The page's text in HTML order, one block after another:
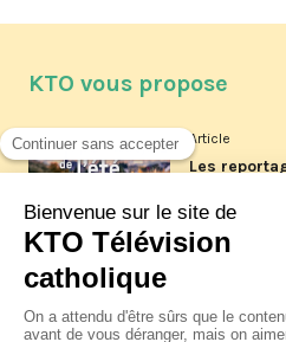
KTO vous propose
Article
Les
Article
La visite
jeudi 6 août